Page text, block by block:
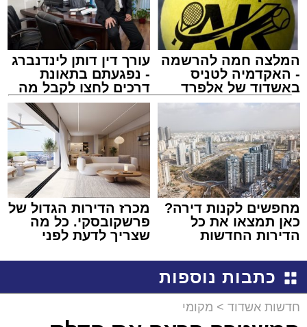
המלצה חמה להרשמה
- האקדמיה לטניס
באשדוד של אלפרד
קריאולנסקי - לילדים
עורך דין דותן לינדנברג
- נפגעתם בתאונת
דרכים לחצו לקבל מה
שמגיע לכם
מחפשים לקנות דירה?
כאן תמצאו את כל
הדירות החדשות
מכרז הדירות הגדול של
פרשקובסקי. כל מה
שצריך לדעת לפני
באשדוד
כתבות נוספות
חדשות אשדוד > מקומי